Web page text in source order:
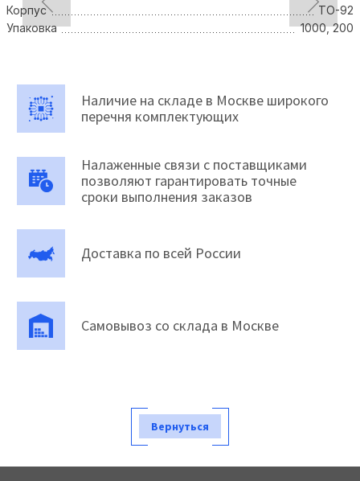
Корпус
TO-92
Упаковка
1000, 200
Наличие на складе в Москве широкого
перечня комплектующих
Налаженные связи с поставщиками
позволяют гарантировать точные
сроки выполнения заказов
Доставка по всей России
Самовывоз со склада в Москве
Вернуться